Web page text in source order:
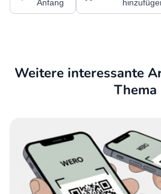
Anfang
Weitere interessante
Thema